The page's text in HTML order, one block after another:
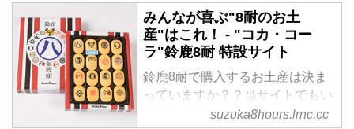
う・どらやき・ティラミス大福が
人気です。鈴鹿市にお越しの際の
お土産や、ギフト・贈答品として
もお使いいただけるお菓子もござ
います。
みんなが喜ぶ"8耐のお土
産"はこれ！ - "コカ・コー
ラ"鈴鹿8耐 特設サイト
鈴鹿8耐で購入するお土産は決ま
っていますか？？当サイトでもい
くつかのグッズを紹介しました
suzuka8hours.lrnc.cc